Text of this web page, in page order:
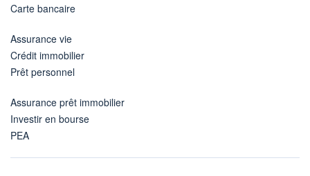
Carte bancaire
Assurance vie
Crédit immobilier
Prêt personnel
Assurance prêt immobilier
Investir en bourse
PEA